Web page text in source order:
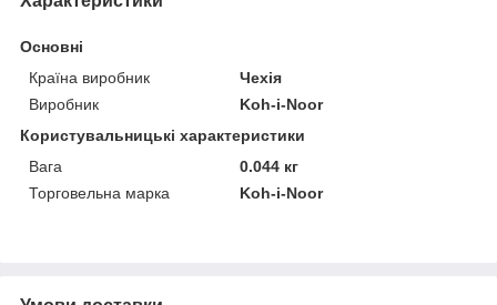
Основні
Країна виробник
Чехія
Виробник
Koh-i-Noor
Користувальницькі характеристики
Вага
0.044 кг
Торговельна марка
Koh-i-Noor